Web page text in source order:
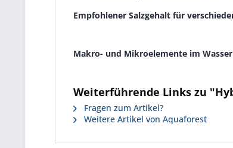
Empfohlener Salzgehalt für
Makro- und Mikroelemente im
Weiterführende Links zu
Fragen zum Artikel?
Weitere Artikel von Aquaforest